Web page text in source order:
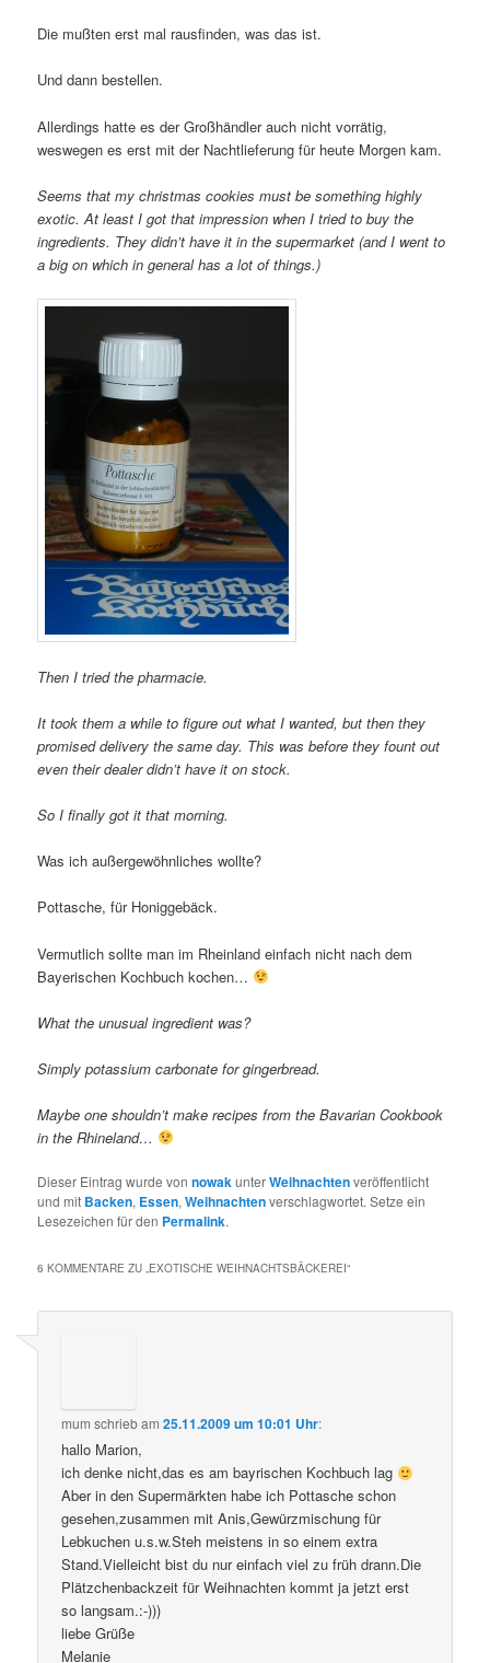
Die mußten erst mal rausfinden, was das ist.
Und dann bestellen.
Allerdings hatte es der Großhändler auch nicht vorrätig,
weswegen es erst mit der Nachtlieferung für heute Morgen kam.
Seems that my christmas cookies must be something highly
exotic. At least I got that impression when I tried to buy the
ingredients. They didn’t have it in the supermarket (and I went to
a big on which in general has a lot of things.)
Then I tried the pharmacie.
It took them a while to figure out what I wanted, but then they
promised delivery the same day. This was before they fount out
even their dealer didn’t have it on stock.
So I finally got it that morning.
Was ich außergewöhnliches wollte?
Pottasche, für Honiggebäck.
Vermutlich sollte man im Rheinland einfach nicht nach dem
Bayerischen Kochbuch kochen…
What the unusual ingredient was?
Simply potassium carbonate for gingerbread.
Maybe one shouldn’t make recipes from the Bavarian Cookbook
in the Rhineland…
Dieser Eintrag wurde vonnowakunterWeihnachtenveröffentlicht
und mit Backen, Essen,Weihnachtenverschlagwortet. Setze ein
Lesezeichen für den Permalink.
6 KOMMENTARE ZU „EXOTISCHE WEIHNACHTSBÄCKEREI“
mum schriebam25.11.2009 um 10:01 Uhr:
hallo Marion,
ich denke nicht,das es am bayrischen Kochbuch lag
Aber in den Supermärkten habe ich Pottasche schon
gesehen,zusammen mit Anis,Gewürzmischung für
Lebkuchen u.s.w.Steh meistens in so einem extra
Stand.Vielleicht bist du nur einfach viel zu früh drann.Die
Plätzchenbackzeit für Weihnachten kommt ja jetzt erst
so langsam.:-)))
liebe Grüße
Melanie